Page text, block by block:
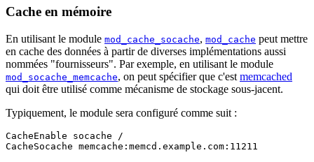
Cache en mémoire
En utilisant le module mod_cache_socache, mod_cache peut mettre
en cache des données à partir de diverses implémentations aussi
nommées "fournisseurs". Par exemple, en utilisant le module
mod_socache_memcache, on peut spécifier que c'est memcached
qui doit être utilisé comme mécanisme de stockage sous-jacent.
Typiquement, le module sera configuré comme suit :
CacheEnable socache /
CacheSocache memcache:memcd.example.com:11211